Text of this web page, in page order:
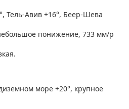
Тель-Авив +16°, Беер-Шева
понижение, 733 мм/р
море +20°, крупное